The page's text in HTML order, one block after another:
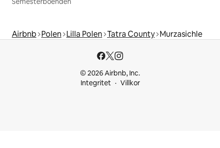
Airbnb Polen Lilla Polen Tatra County Murzasichle
© 2026 Airbnb, Inc.
Integritet
Villkor